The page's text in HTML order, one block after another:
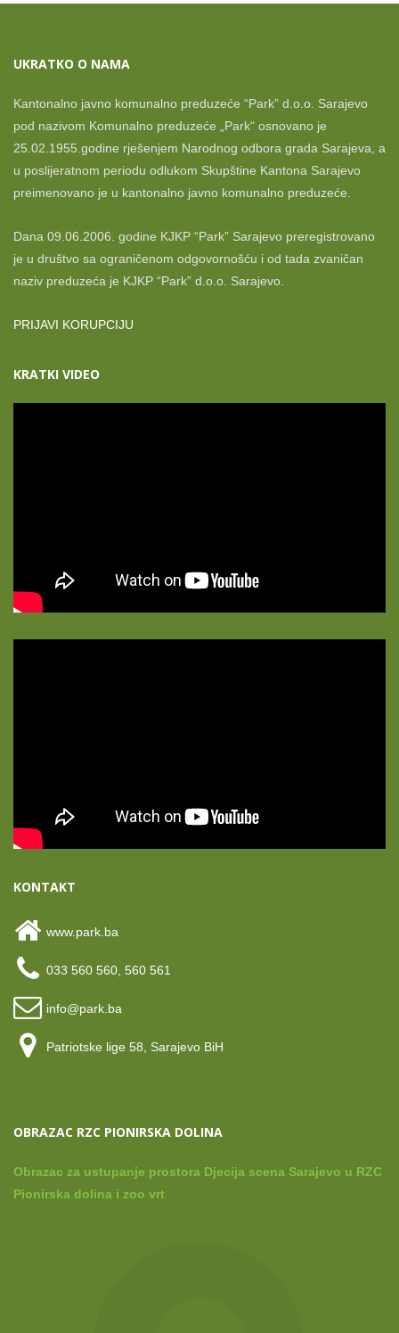
UKRATKO O NAMA
Kantonalno javno komunalno preduzeće “Park” d.o.o. Sarajevo
pod nazivom Komunalno preduzeće „Park“ osnovano je
25.02.1955.godine rješenjem Narodnog odbora grada Sarajeva, a
u poslijeratnom periodu odlukom Skupštine Kantona Sarajevo
preimenovano je u kantonalno javno komunalno preduzeće.
Dana 09.06.2006. godine KJKP “Park” Sarajevo preregistrovano
je u društvo sa ograničenom odgovornošću i od tada zvaničan
naziv preduzeća je KJKP “Park” d.o.o. Sarajevo.
PRIJAVI KORUPCIJU
KRATKI VIDEO
KONTAKT
www.park.ba
033 560 560, 560 561
info@park.ba
Patriotske lige 58, Sarajevo BiH
OBRAZAC RZC PIONIRSKA DOLINA
Obrazac za ustupanje prostora Djecija scena Sarajevo u RZC
Pionirska dolina i zoo vrt